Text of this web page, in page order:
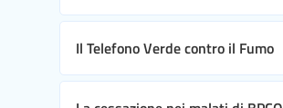
Il Telefono Verde contro il Fumo